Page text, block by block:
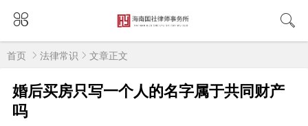
首页 法律常识 文章正文
婚后买房只写一个人的名字属于共同财产
吗